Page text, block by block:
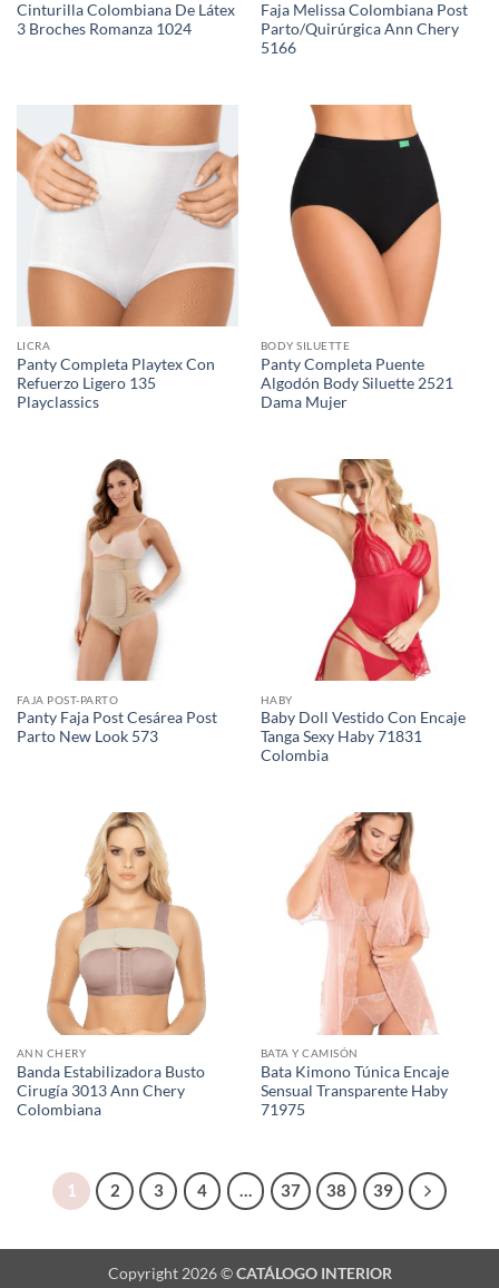
Cinturilla Colombiana De Látex
3 Broches Romanza 1024
Faja Melissa Colombiana Post
Parto/Quirúrgica Ann Chery
5166
LICRA
Panty Completa Playtex Con
Refuerzo Ligero 135
Playclassics
BODY SILUETTE
Panty Completa Puente
Algodón Body Siluette 2521
Dama Mujer
FAJA POST-PARTO
Panty Faja Post Cesárea Post
Parto New Look 573
HABY
Baby Doll Vestido Con Encaje
Tanga Sexy Haby 71831
Colombia
ANN CHERY
Banda Estabilizadora Busto
Cirugía 3013 Ann Chery
Colombiana
BATA Y CAMISÓN
Bata Kimono Túnica Encaje
Sensual Transparente Haby
71975
1 2 3 4 … 37 38 39
Copyright 2026 ©CATÁLOGO INTERIOR